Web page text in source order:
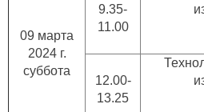
09 марта
2024 г.
суббота
9.35-
11.00
12.00-
13.25